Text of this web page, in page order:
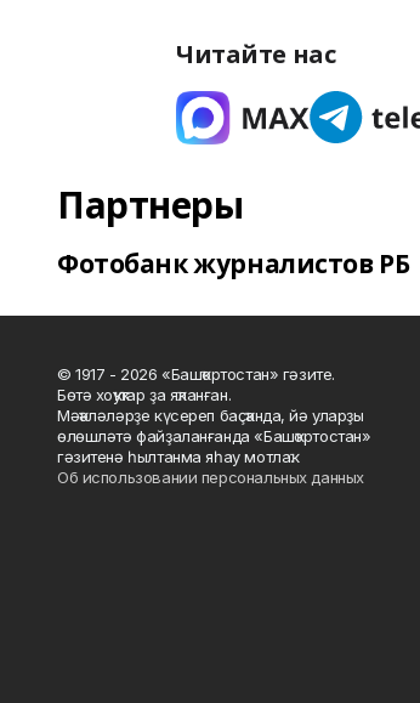
Читайте нас
Партнеры
Фотобанк журналистов РБ
© 1917 - 2026 «Башҡортостан» гәзите.
Бөтә хоҡуҡтар ҙа яҡланған.
Мәҡәләләрҙе күсереп баҫҡанда, йә уларҙы
өлөшләтә файҙаланғанда «Башҡортостан»
гәзитенә һылтанма яһау мотлаҡ.
Об использовании персональных данных